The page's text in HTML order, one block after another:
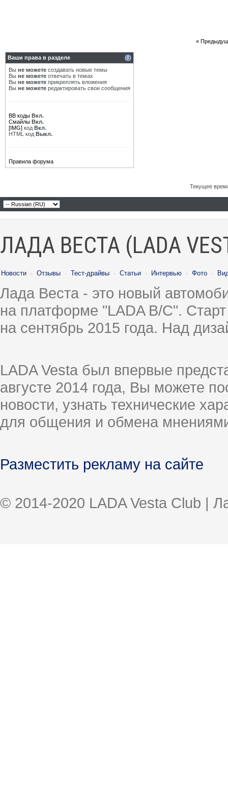
«
Ваши права в разделе
Вы не можете создавать новые темы
Вы не можете отвечать в темах
Вы не можете прикреплять вложения
Вы не можете редактировать свои сообщения
BB коды Вкл.
Смайлы Вкл.
[IMG] код Вкл.
HTML код Выкл.
Правила форума
Текущее
ЛАДА ВЕСТА (LADA
Новости · Отзывы · Тест-драйвы · Статьи · Интервью · Фото ·
Лада Веста - это новый
на платформе "LADA B/C".
на сентябрь 2015 года. Над
LADA Vesta был впервые
августе 2014 года, Вы можете
новости, узнать технические
для общения и обмена
Разместить рекламу на сайте
© 2014-2020 LADA Vesta Club |